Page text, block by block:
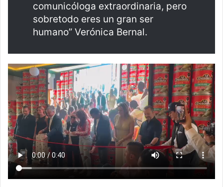
comunicóloga extraordinaria, pero
sobretodo eres un gran ser
humano” Verónica Bernal.